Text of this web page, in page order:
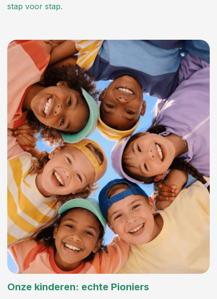
stap voor stap.
Onze kinderen: echte Pioniers